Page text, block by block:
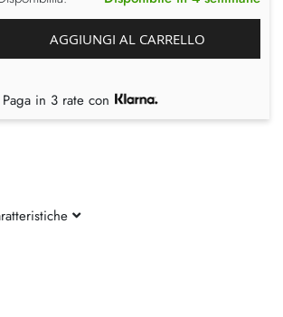
AGGIUNGI AL CARRELLO
Paga in 3 rate con